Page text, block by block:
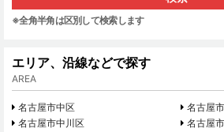
※全角半角は区別して検索します
エリア、沿線などで探す
AREA
名古屋市中区
名古屋
名古屋市中川区
名古屋